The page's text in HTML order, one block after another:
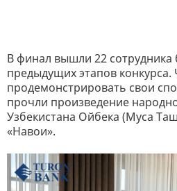
В финал вышли 22 сотрудника
предыдущих этапов конкурса.
продемонстрировать свои
прочли произведение
Узбекистана Ойбека (Муса
«Навои».